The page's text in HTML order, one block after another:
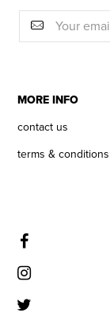
MORE INFO
contact us
terms & conditions